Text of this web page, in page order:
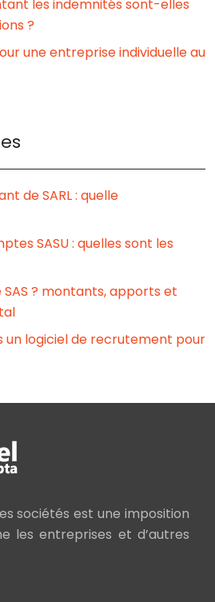
les indemnités sont-elles
?
une entreprise individuelle au
de SARL : quelle
SASU : quelles sont les
? montants, apports et
un logiciel de recrutement pour
sociétés est une imposition
les entreprises et d’autres